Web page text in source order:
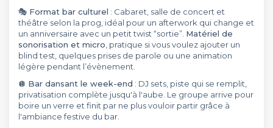
🎭 Format bar culturel : Cabaret, salle de concert et
théâtre selon la prog, idéal pour un afterwork qui change et
un anniversaire avec un petit twist “sortie”. Matériel de
sonorisation et micro , pratique si vous voulez ajouter un
blind test, quelques prises de parole ou une animation
légère pendant l’évènement.
🪩 Bar dansant le week-end : DJ sets, piste qui se remplit,
privatisation complète jusqu'à l'aube. Le groupe arrive pour
boire un verre et finit par ne plus vouloir partir grâce à
l'ambiance festive du bar.